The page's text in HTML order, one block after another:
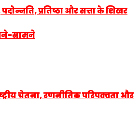
प्रतिष्ठा और सत्ता के शिखर
सामने
चेतना, रणनीतिक परिपक्वता और